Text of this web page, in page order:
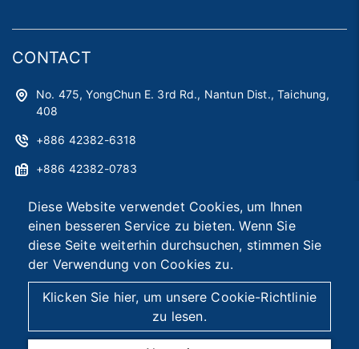
Diese Website verwendet Cookies, um Ihnen
einen besseren Service zu bieten. Wenn Sie
diese Seite weiterhin durchsuchen, stimmen Sie
der Verwendung von Cookies zu.
Klicken Sie hier, um unsere Cookie-Richtlinie
zu lesen.
CONTACT
No. 475, YongChun E. 3rd Rd., Nantun Dist., Taichung,
408
+886 42382-6318
+886 42382-0783
roger@astag.com
2026 © Asia Smart Tag Co., Ltd. Designed by首岳資訊
Seitenübersicht